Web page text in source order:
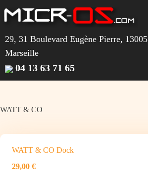
au
contenu
29, 31 Boulevard Eugène Pierre, 13005
Marseille
04 13 63 71 65
WATT & CO
WATT & CO Dock
29,00 €